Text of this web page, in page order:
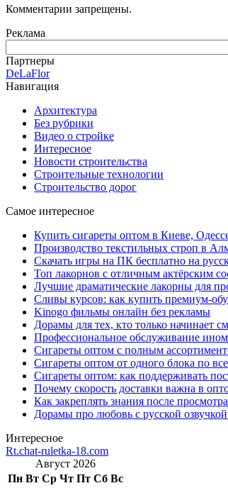
Комментарии запрещены.
Реклама
Партнеры
DeLaFlor
Навигация
Архитектура
Без рубрики
Видео о стройке
Интересное
Новости строительства
Строительные технологии
Строительство дорог
Самое интересное
Купить сигареты оптом в Киеве,
Производство текстильных строп в
Скачать игры на ПК бесплатно на
Топ лакорнов с отличным актёрским
Лучшие драматические лакорны для
Сливы курсов: как купить премиум-
Kinogo фильмы онлайн без рекламы
Дорамы для тех, кто только начинает
Профессиональное обслуживание
Сигареты оптом с полным
Сигареты оптом от одного блока по
Сигареты оптом: как поддерживать
Почему скорость доставки важна в
Как закреплять знания после
Дорамы про любовь с русской
Интересное
Rt.chat-ruletka-18.com
Август 2026
Пн Вт Ср Чт Пт Сб Вс